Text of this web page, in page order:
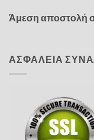
Άμεση αποστολή
ΑΣΦΑΛΕΙΑ